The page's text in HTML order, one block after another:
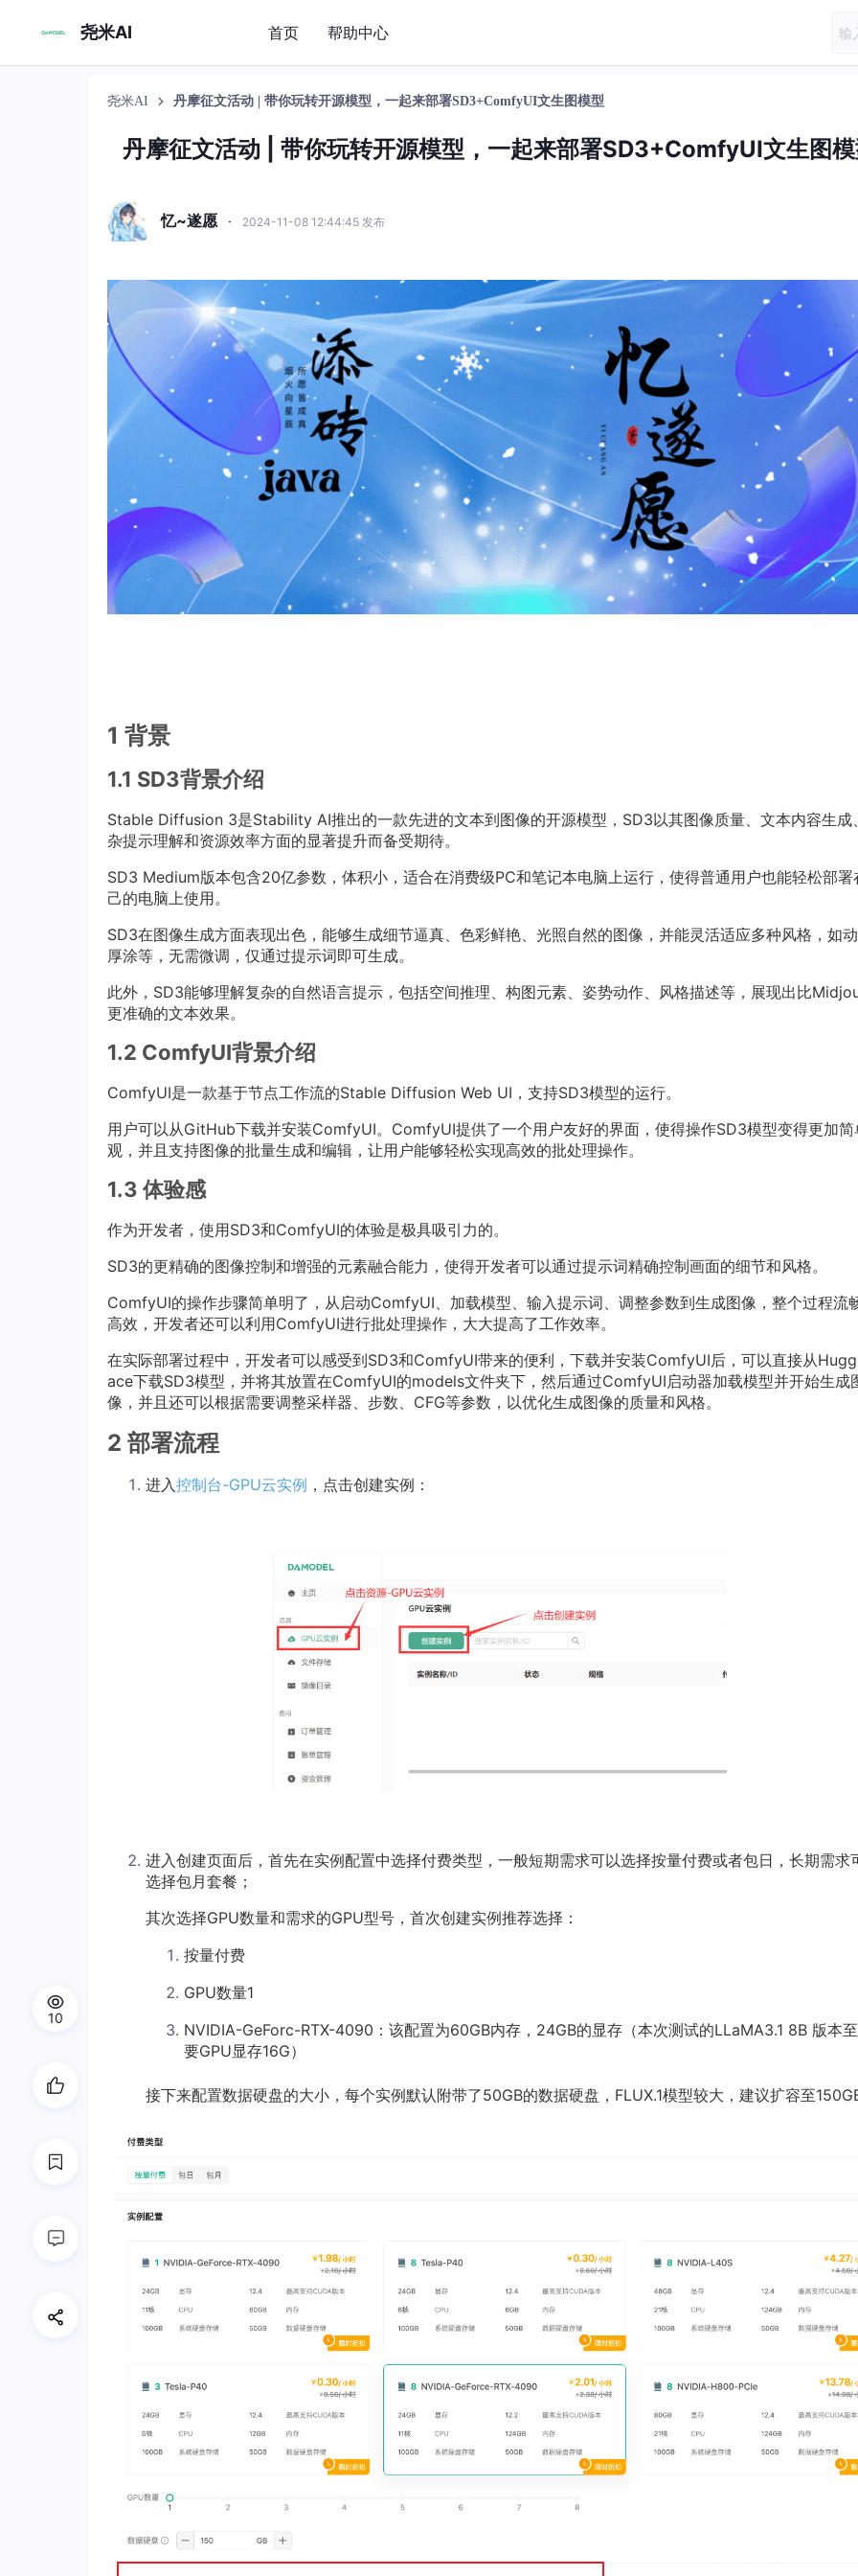
尧米AI 首页 帮助中心
尧米AI 丹摩征文活动 | 带你玩转开源模型，一起来部署SD3+ComfyUI文生图模型
丹摩征文活动 | 带你玩转开源模型，一起来部署SD3+ComfyUI文生图
忆~遂愿 · 2024-11-08 12:44:45 发布
1 背景
1.1 SD3背景介绍
Stable Diffusion 3是Stability AI推出的一款先进的文本到图像的开源模型，SD3以其图像质量、文本内容生成
杂提示理解和资源效率方面的显著提升而备受期待。
SD3 Medium版本包含20亿参数，体积小，适合在消费级PC和笔记本电脑上运行，使得普通用户也能轻松部署
己的电脑上使用。
SD3在图像生成方面表现出色，能够生成细节逼真、色彩鲜艳、光照自然的图像，并能灵活适应多种风格，如动
厚涂等，无需微调，仅通过提示词即可生成。
此外，SD3能够理解复杂的自然语言提示，包括空间推理、构图元素、姿势动作、风格描述等，展现出比
更准确的文本效果。
1.2 ComfyUI背景介绍
ComfyUI是一款基于节点工作流的Stable Diffusion Web UI，支持SD3模型的运行。
用户可以从GitHub下载并安装ComfyUI。ComfyUI提供了一个用户友好的界面，使得操作SD3模型变得更加简
观，并且支持图像的批量生成和编辑，让用户能够轻松实现高效的批处理操作。
1.3 体验感
作为开发者，使用SD3和ComfyUI的体验是极具吸引力的。
SD3的更精确的图像控制和增强的元素融合能力，使得开发者可以通过提示词精确控制画面的细节和风格。
ComfyUI的操作步骤简单明了，从启动ComfyUI、加载模型、输入提示词、调整参数到生成图像，整个过程流
高效，开发者还可以利用ComfyUI进行批处理操作，大大提高了工作效率。
在实际部署过程中，开发者可以感受到SD3和ComfyUI带来的便利，下载并安装ComfyUI后，可以直接从
ace下载SD3模型，并将其放置在ComfyUI的models文件夹下，然后通过ComfyUI启动器加载模型并开始生成
像，并且还可以根据需要调整采样器、步数、CFG等参数，以优化生成图像的质量和风格。
2 部署流程
进入控制台-GPU云实例 ，点击创建实例：
进入创建页面后，首先在实例配置中选择付费类型，一般短期需求可以选择按量付费或者包日，长期需求
选择包月套餐；
其次选择GPU数量和需求的GPU型号，首次创建实例推荐选择：
按量付费
GPU数量1
NVIDIA-GeForc-RTX-4090：该配置为60GB内存，24GB的显存（本次测试的LLaMA3.1 8B 版本
要GPU显存16G）
接下来配置数据硬盘的大小，每个实例默认附带了50GB的数据硬盘，FLUX.1模型较大，建议扩容至150GB
10